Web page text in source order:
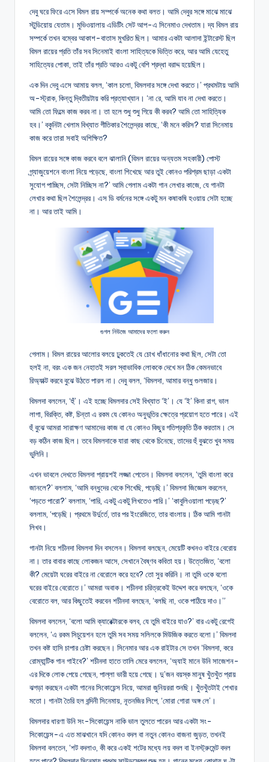
দেবু ঘরে ফিরে এসে বিমল রায় সম্পর্কে অনেক কথা বলত। আমি দেবুর সঙ্গে মাঝে মাঝে
স্টুডিয়োয় যেতাম। মুভিওয়ালায় এডিটিং সেট আপ-এ সিনেমাও দেখতাম। দ্য বিমল রায়
সম্পর্কে তখন বম্বের আকাশ-বাতাস মুখরিত ছিল। আমার একটা আলাদা ইন্টারেস্ট ছিল
বিমল রায়ের প্রতি তাঁর সব সিনেমাই বাংলা সাহিত্যকে ভিত্তি করে, আর আমি যেহেতু
সাহিত্যের পোকা, তাই তাঁর প্রতি আরও একটু বেশি শ্রদ্ধা বরাদ্দ হয়েছিল।
এক দিন দেবু এসে আমায় বলল, ‘কাল চলো, বিমলদার সঙ্গে দেখা করতে।’ প্রথমটায় আমি
অ-স্ট্রাক, কিন্তু দ্বিতীয়টায় করি প্রত্যাখ্যান। ‘না রে, আমি যাব না দেখা করতে।
আমি তো ফিল্মে কাজ করব না। তা হলে শুধু শুধু গিয়ে কী করব? আমি তো সাহিত্যিক
হব।’ বকুনিটা খেলাম বিখ্যাত গীতিকার শৈলেন্দ্রর কাছে, ‘কী মনে করিস? যারা সিনেমায়
কাজ করে তারা সবাই অশিক্ষিত?
বিমল রায়ের সঙ্গে কাজ করবে বলে ঝালানি (বিমল রায়ের অন্যতম সহকারী) পোস্ট
গ্র্যাজুয়েশনে বাংলা নিয়ে পড়েছে, বাংলা শিখেছে আর তুই কোনও পরিশ্রম ছাড়া একটা
সুযোগ পাচ্ছিস, সেটা নিচ্ছিস না?’ আমি গেলাম একটা গান লেখার কাজে, যে গানটা
লেখার কথা ছিল শৈলেন্দ্রর। এস ডি বর্মনের সঙ্গে একটু মন কষাকষি হওয়ায় সেটা হচ্ছে
না। আর তাই আমি।
গুগল নিউজে আমাদের ফলো করুন
গেলাম। বিমল রায়ের আলোর বলয়ে ঢুকতেই যে চোখ ধাঁধানোর কথা ছিল, সেটা তো
হলই না, বরং এক জন নেহাতই সরল স্বাভাবিক লোককে দেখে মন ঠিক কেমনভাবে
রিঅ্যাক্ট করবে বুঝে উঠতে পারল না। দেবু বলল, ‘বিমলদা, আমার বন্ধু গুলজার।
বিমলদা বললেন, ‘হুঁ’। এই হচ্ছে বিমলদার সেই বিখ্যাত ‘ই’। যে ‘ই’ কিনা রাগ, ভাল
লাগা, বিরক্তি, কষ্ট, চিন্তা এ রকম যে কোনও অনুভূতির ক্ষেত্রে প্রয়োগ হতে পারে। এই
হুঁ বুঝে আমরা সারাক্ষণ আমাদের কাজ বা যে কোনও কিছুর গতিপ্রকৃতি ঠিক করতাম। সে
বড় কঠিন কাজ ছিল। তবে বিমলদাকে যারা কাছ থেকে চিনেছে, তাদের হুঁ বুঝতে খুব সময়
ভুলিনি।
এখন ভাবলে দেখতে বিমলদা প্রায়শই লজ্জা পেতেন। বিমলদা বললেন, ‘তুমি বাংলা করে
জানলে?’ বললাম, ‘আমি বন্ধুদের থেকে শিখেছি, পড়েছি।’ বিমলদা জিজ্ঞেস করলেন,
‘পড়তে পারো?’ বললাম, ‘পারি, একটু একটু লিখতেও পারি।’ ‘কাবুলিওয়ালা পড়েছ?’
বললাম, ‘পড়েছি। প্রথমে উর্দুর্তে, তার পর ইংরেজিতে, তার বাংলায়। ঠিক আমি গানটা
লিখব।
গানটা নিয়ে শচীনদা বিমলদা দিন বসলেন। বিমলদা বলছেন, মেয়েটি কখনও বাইরে বেরোয়
না। তার বাবার কাছে লোকজন আসে, সেখানে বৈষ্ণব কবিতা হয়। উত্তেজিত, ‘বলো
কী? মেয়েটা ঘরের বাইরে না বেরোলে করে হবে? তো সুর করিনি। না তুমি ওকে বলো
ঘরের বাইরে বেরোতে।’ আমরা অবাক। শচীনদা চরিত্রকেই উদ্দেশ করে বলছেন, ‘ওকে
বেরোতে বল, আর কিছুতেই করবেন শচীনদা বলছেন, ‘বলছি না, ওকে পাঠিয়ে দাও।”
বিমলদা বললেন, ‘বলো আমি ক্যারেক্টারকে বলব, যে তুমি বাইরে যাও?’ বার একটু রেগেই
বললেন, ‘এ রকম সিচুয়েশন হলে তুমি সব সময় সলিলকে মিউজিক করতে বলো।’ বিমলদা
তখন কষ্ট হাসি চাপার চেষ্টা করছেন। সিনেমার আর এক রাইটার সে তখন ‘বিমলদা, করে
রোম্যান্টিক গান গাইবে?’ শচীনদা হাতে তালি মেরে বললেন, ‘অ্যাই মানে উনি সাজেশন-
এর দিকে লোক পেয়ে গেছেন, পাল্লা ভারী হয়ে গেছে। দু’জন বয়স্ক মানুষ খুঁতখুঁত প্রায়
ঝগড়া করছেন একটা গানের সিকোয়েন্স নিয়ে, আমরা জুনিয়ররা শুনছি। খুঁতখুঁতটাই শেখার
মতো। গানটা তৈরি হল বন্দিনী সিনেমায়, নূতনজির লিপে, ‘মোরা গোরা অঙ্গ লে’।
বিমলদার ধারণা উনি সং-সিকোয়েন্স নাকি ভাল তুলতে পারেন আর একটা সং-
সিকোয়েন্স-এ এত মাঝখানে যদি কোনও বদল বা নতুন কোনও বাজনা জুড়ত, তখনই
বিমলদা বলতেন, ‘শট বদলাও, কী করে একই শটের মধ্যে লয় বদল বা ইনস্ট্রুমেন্ট বদল